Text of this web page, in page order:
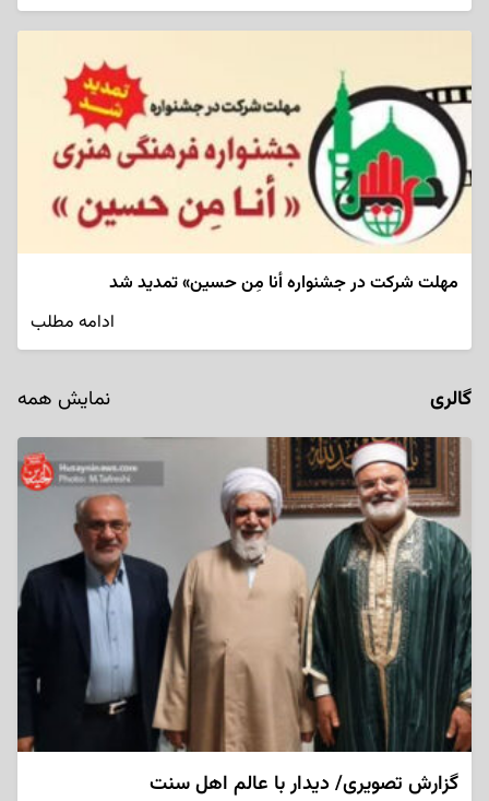
مهلت شرکت در جشنواره أنا مِن حسین» تمدید شد
ادامه مطلب
گالری نمایش همه
گزارش تصویری/ دیدار با عالم اهل سنت